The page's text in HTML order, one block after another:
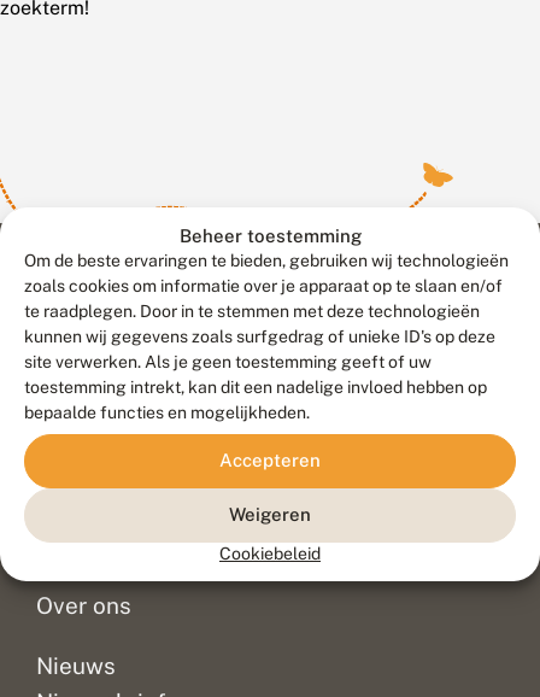
Beheer toestemming
Om de beste ervaringen te bieden, gebruiken wij technologieën
zoals cookies om informatie over je apparaat op te slaan en/of
te raadplegen. Door in te stemmen met deze technologieën
kunnen wij gegevens zoals surfgedrag of unieke ID's op deze
site verwerken. Als je geen toestemming geeft of uw
toestemming intrekt, kan dit een nadelige invloed hebben op
bepaalde functies en mogelijkheden.
Accepteren
Weigeren
Cookiebeleid
zoekterm!
Contact
Veelgestelde vragen
Doneer
Over ons
Nieuws
Meld waarnemingen© 2026 Vlinderstichting
Duurzaam ontwikkeld door
Go2People
, ontworpen door
Blue Field Agency
Privacy
Disclaimer
Sitemap